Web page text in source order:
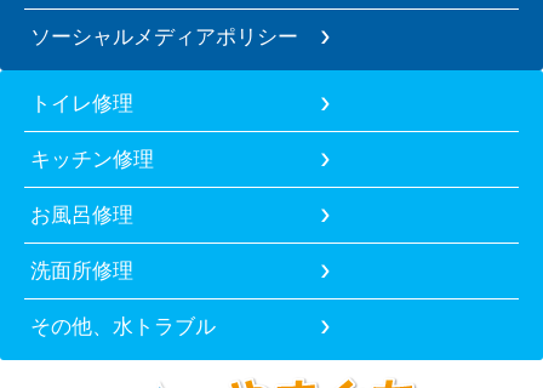
ソーシャルメディアポリシー
トイレ修理
キッチン修理
お風呂修理
洗面所修理
その他、水トラブル